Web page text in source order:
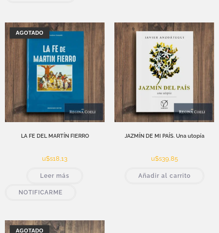
AGOTADO
LA FE DEL MARTÍN FIERRO
u$s18,13
Leer más
NOTIFICARME
JAZMÍN DE MI PAÍS. Una utopía
u$s39,85
Añadir al carrito
AGOTADO